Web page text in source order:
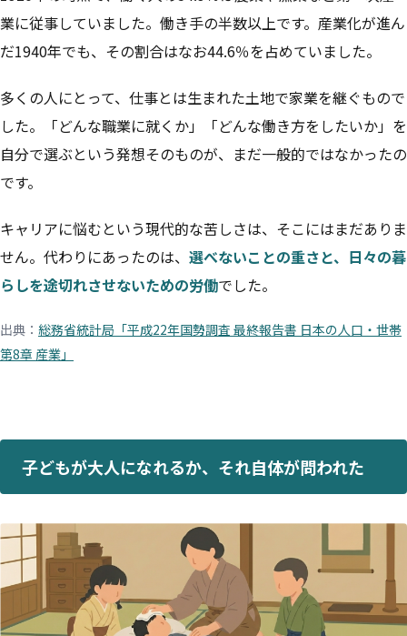
業に従事していました。働き手の半数以上です。産業化が進ん
だ1940年でも、その割合はなお44.6％を占めていました。
多くの人にとって、仕事とは生まれた土地で家業を継ぐもので
した。「どんな職業に就くか」「どんな働き方をしたいか」を
自分で選ぶという発想そのものが、まだ一般的ではなかったの
です。
キャリアに悩むという現代的な苦しさは、そこにはまだありま
せん。代わりにあったのは、 選べないことの重さと、日々の暮
らしを途切れさせないための労働でした。
出典： 総務省統計局「平成22年国勢調査 最終報告書 日本の人口・世帯
第8章 産業」
子どもが大人になれるか、それ自体が問われた